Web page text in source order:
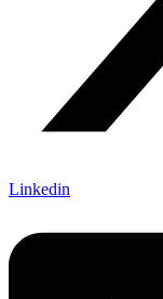
Linkedin